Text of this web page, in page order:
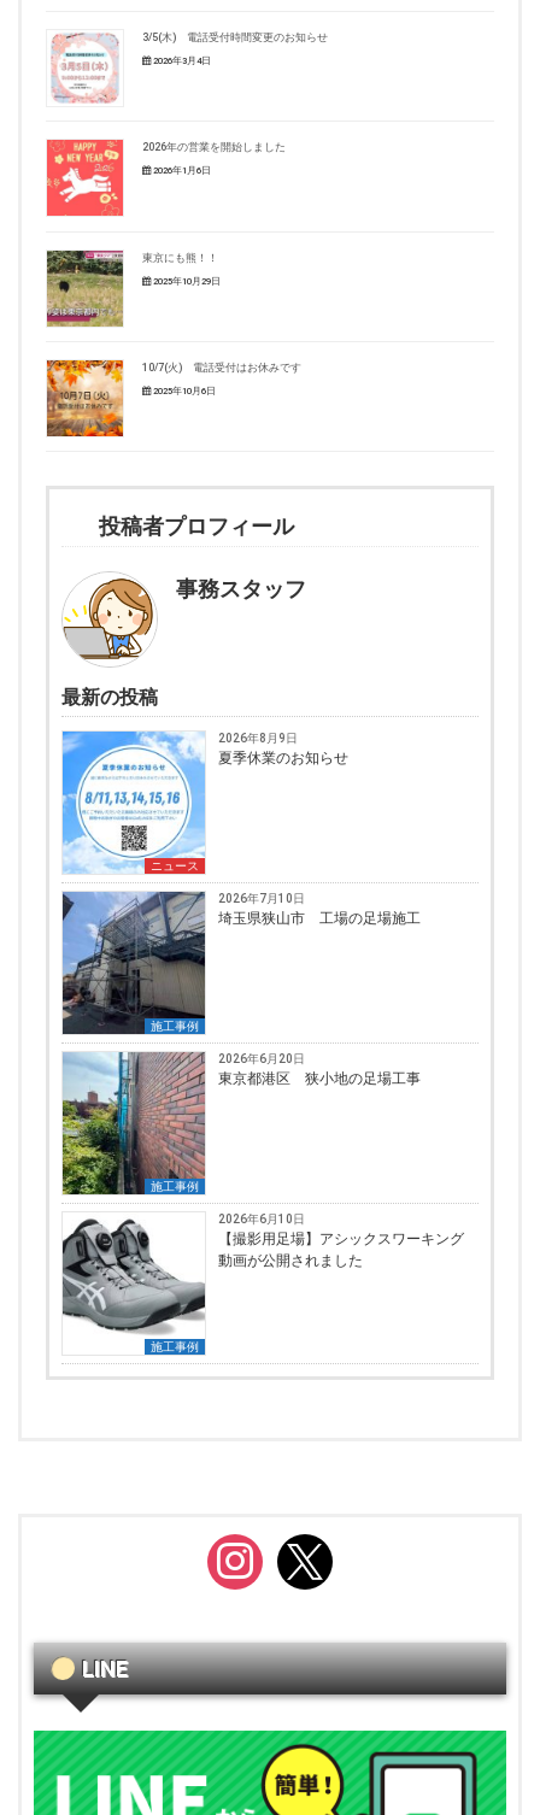
3/5(木) 電話受付時間変更のお知らせ
2026年3月4日
2026年の営業を開始しました
2026年1月6日
東京にも熊！！
2025年10月29日
10/7(火) 電話受付はお休みです
2025年10月6日
投稿者プロフィール
事務スタッフ
最新の投稿
ニュース
2026年8月9日
夏季休業のお知らせ
施工事例
2026年7月10日
埼玉県狭山市 工場の足場施工
施工事例
2026年6月20日
東京都港区 狭小地の足場工事
施工事例
2026年6月10日
【撮影用足場】アシックスワーキング
動画が公開されました
instagram
x
LINE